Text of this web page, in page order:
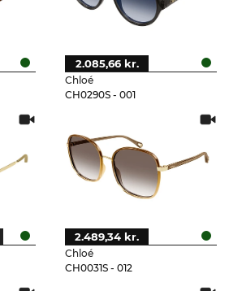
Chloé
CH0290S - 001
2.085,66 kr.
Chloé
CH0031S - 012
2.489,34 kr.